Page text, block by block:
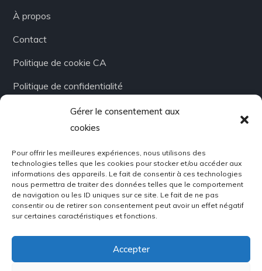
Gérer le consentement aux
cookies
Pour offrir les meilleures expériences, nous utilisons des
technologies telles que les cookies pour stocker et/ou accéder aux
informations des appareils. Le fait de consentir à ces technologies
nous permettra de traiter des données telles que le comportement
de navigation ou les ID uniques sur ce site. Le fait de ne pas
consentir ou de retirer son consentement peut avoir un effet négatif
sur certaines caractéristiques et fonctions.
Accepter
À propos
Contact
Politique de cookie CA
Politique de confidentialité
Abonnez-vous à notre newsletter!
Restez toujours en contact!